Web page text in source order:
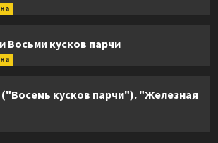
Восьми кусков парчи
кусков парчи"). "Железная